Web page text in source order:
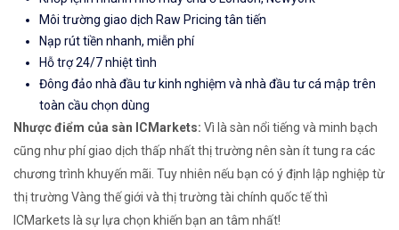
Môi trường giao dịch Raw Pricing tân tiến
Nạp rút tiền nhanh, miễn phí
Hỗ trợ 24/7 nhiệt tình
Đông đảo nhà đầu tư kinh nghiệm và nhà đầu tư cá mập trên
toàn cầu chọn dùng
Nhược điểm của sàn ICMarkets: Vì là sàn nổi tiếng và minh bạch
cũng như phí giao dịch thấp nhất thị trường nên sàn ít tung ra các
chương trình khuyến mãi. Tuy nhiên nếu bạn có ý định lập nghiệp từ
thị trường Vàng thế giới và thị trường tài chính quốc tế thì
ICMarkets là sự lựa chọn khiến bạn an tâm nhất!